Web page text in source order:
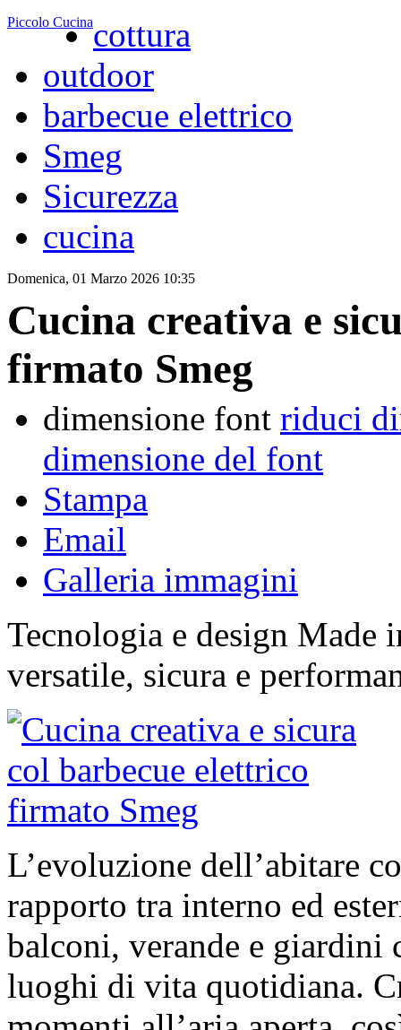
Piccolo Cucinacottura
outdoor
barbecue elettrico
Smeg
Sicurezza
cucina
Domenica, 01 Marzo 2026 10:35
Cucina creativa e
firmato Smeg
dimensione font riduci
dimensione del font
Stampa
Email
Galleria immagini
Tecnologia e design Made
versatile, sicura e
L’evoluzione dell’abitare
rapporto tra interno ed
balconi, verande e giardini
luoghi di vita quotidiana.